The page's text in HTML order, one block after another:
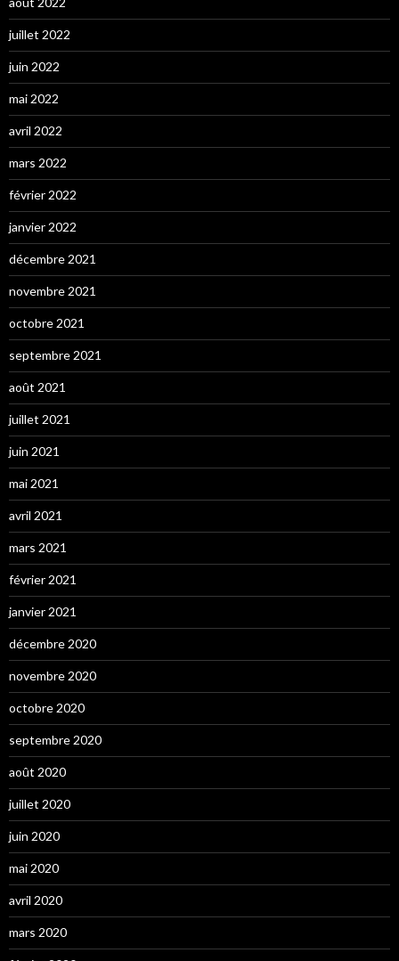
juillet 2022
juin 2022
mai 2022
avril 2022
mars 2022
février 2022
janvier 2022
décembre 2021
novembre 2021
octobre 2021
septembre 2021
août 2021
juillet 2021
juin 2021
mai 2021
avril 2021
mars 2021
février 2021
janvier 2021
décembre 2020
novembre 2020
octobre 2020
septembre 2020
août 2020
juillet 2020
juin 2020
mai 2020
avril 2020
mars 2020